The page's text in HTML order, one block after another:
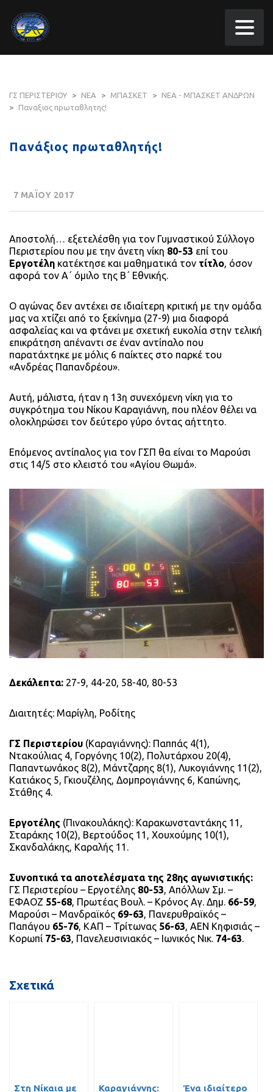
ΓΣ ΠΕΡΙΣΤΕΡΙΟΥ > ΝΕΑ > ΜΠΑΣΚΕΤ >
ΝΕΑ - ΜΠΑΣΚΕΤ ΑΝΔΡΩΝ
>
Παναξιος πρωταθλητης!
Πανάξιος πρωταθλητής!
7 ΜΑΪΟΥ 2017
Αποστολή… εξετελέσθη για τον Γυμναστικού Σύλλογο
Περιστερίου που με την άνετη νίκη 80-53 επί του
Εργοτέλη κατέκτησε και μαθηματικά τον τίτλο, όσον
αφορά τον Α΄ όμιλο της Β΄ Εθνικής.
Ο αγώνας δεν αντέχει σε ιδιαίτερη κριτική με την ομάδα
μας να χτίζει από το ξεκίνημα (27-9) μια διαφορά
ασφαλείας και να φτάνει με σχετική ευκολία στην τελική
επικράτηση απέναντι σε έναν αντίπαλο που
παρατάχτηκε με μόλις 6 παίκτες στο παρκέ του
«Ανδρέας Παπανδρέου».
Αυτή, μάλιστα, ήταν η 13η συνεχόμενη νίκη για το
συγκρότημα του Νίκου Καραγιάννη, που πλέον θέλει να
ολοκληρώσει τον δεύτερο γύρο όντας αήττητο.
Επόμενος αντίπαλος για τον ΓΣΠ θα είναι το Μαρούσι
στις 14/5 στο κλειστό του «Αγίου Θωμά».
Δεκάλεπτα: 27-9, 44-20, 58-40, 80-53
Διαιτητές: Μαρίγλη, Ροδίτης
ΓΣ Περιστερίου (Καραγιάννης): Παππάς 4(1),
Ντακούλιας 4, Γοργόνης 10(2), Πολυτάρχου 20(4),
Παπαντωνάκος 8(2), Μάντζαρης 8(1), Λυκογιάννης 11(2),
Κατιάκος 5, Γκιουζέλης, Δομπρογιάννης 6, Καπώνης,
Στάθης 4.
Εργοτέλης (Πινακουλάκης): Καρακωνσταντάκης 11,
Σταράκης 10(2), Βερτούδος 11, Χουχούμης 10(1),
Σκανδαλάκης, Καραλής 11.
Συνοπτικά τα αποτελέσματα της 28ης αγωνιστικής:
ΓΣ Περιστερίου – Εργοτέλης 80-53, Απόλλων Σμ. –
ΕΦΑΟΖ 55-68, Πρωτέας Βουλ. – Κρόνος Αγ. Δημ. 66-59,
Μαρούσι – Μανδραϊκός 69-63, Πανερυθραϊκός –
Παπάγου 65-76, ΚΑΠ – Τρίτωνας 56-63, ΑΕΝ Κηφισιάς –
Κορωπί 75-63, Πανελευσινιακός – Ιωνικός Νικ. 74-63.
Σχετικά
Στη Νίκαια με
Καραγιάννης:
Ένα ιδιαίτερο